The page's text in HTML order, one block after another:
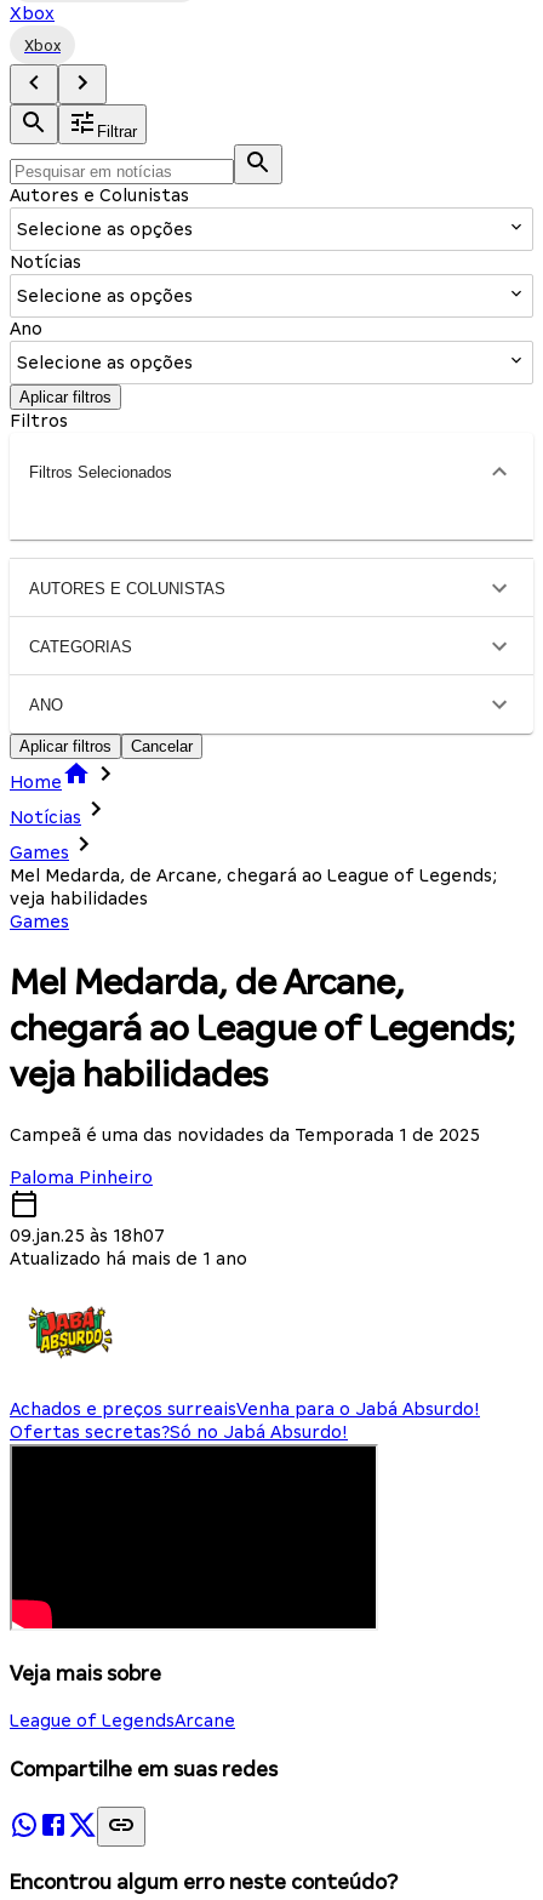
Xbox
Xbox
Filtrar
Autores e Colunistas
Selecione as opções
Notícias
Selecione as opções
Ano
Selecione as opções
Aplicar filtros
Filtros
Filtros Selecionados
AUTORES E COLUNISTAS
CATEGORIAS
ANO
Aplicar filtros Cancelar
Home
Notícias
Games
Mel Medarda, de Arcane, chegará ao League of Legends;
veja habilidades
Games
Mel Medarda, de Arcane,
chegará ao League of Legends;
veja habilidades
Campeã é uma das novidades da Temporada 1 de 2025
Paloma Pinheiro
09.jan.25 às 18h07
Atualizado há mais de 1 ano
Achados e preços surreaisVenha para o Jabá Absurdo!
Ofertas secretas?Só no Jabá Absurdo!
Veja mais sobre
League of LegendsArcane
Compartilhe em suas redes
Encontrou algum erro neste conteúdo?